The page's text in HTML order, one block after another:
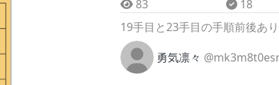
83 18
19手目と23手目の手順前後あり
勇気凛々